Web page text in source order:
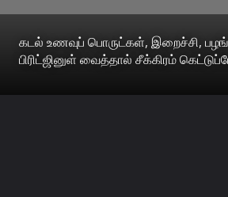
கடல் உணவுப் பொருட்கள், இறைச்சி,
பிரிட்ஜினுள் வைத்தால் சீக்கிரம்